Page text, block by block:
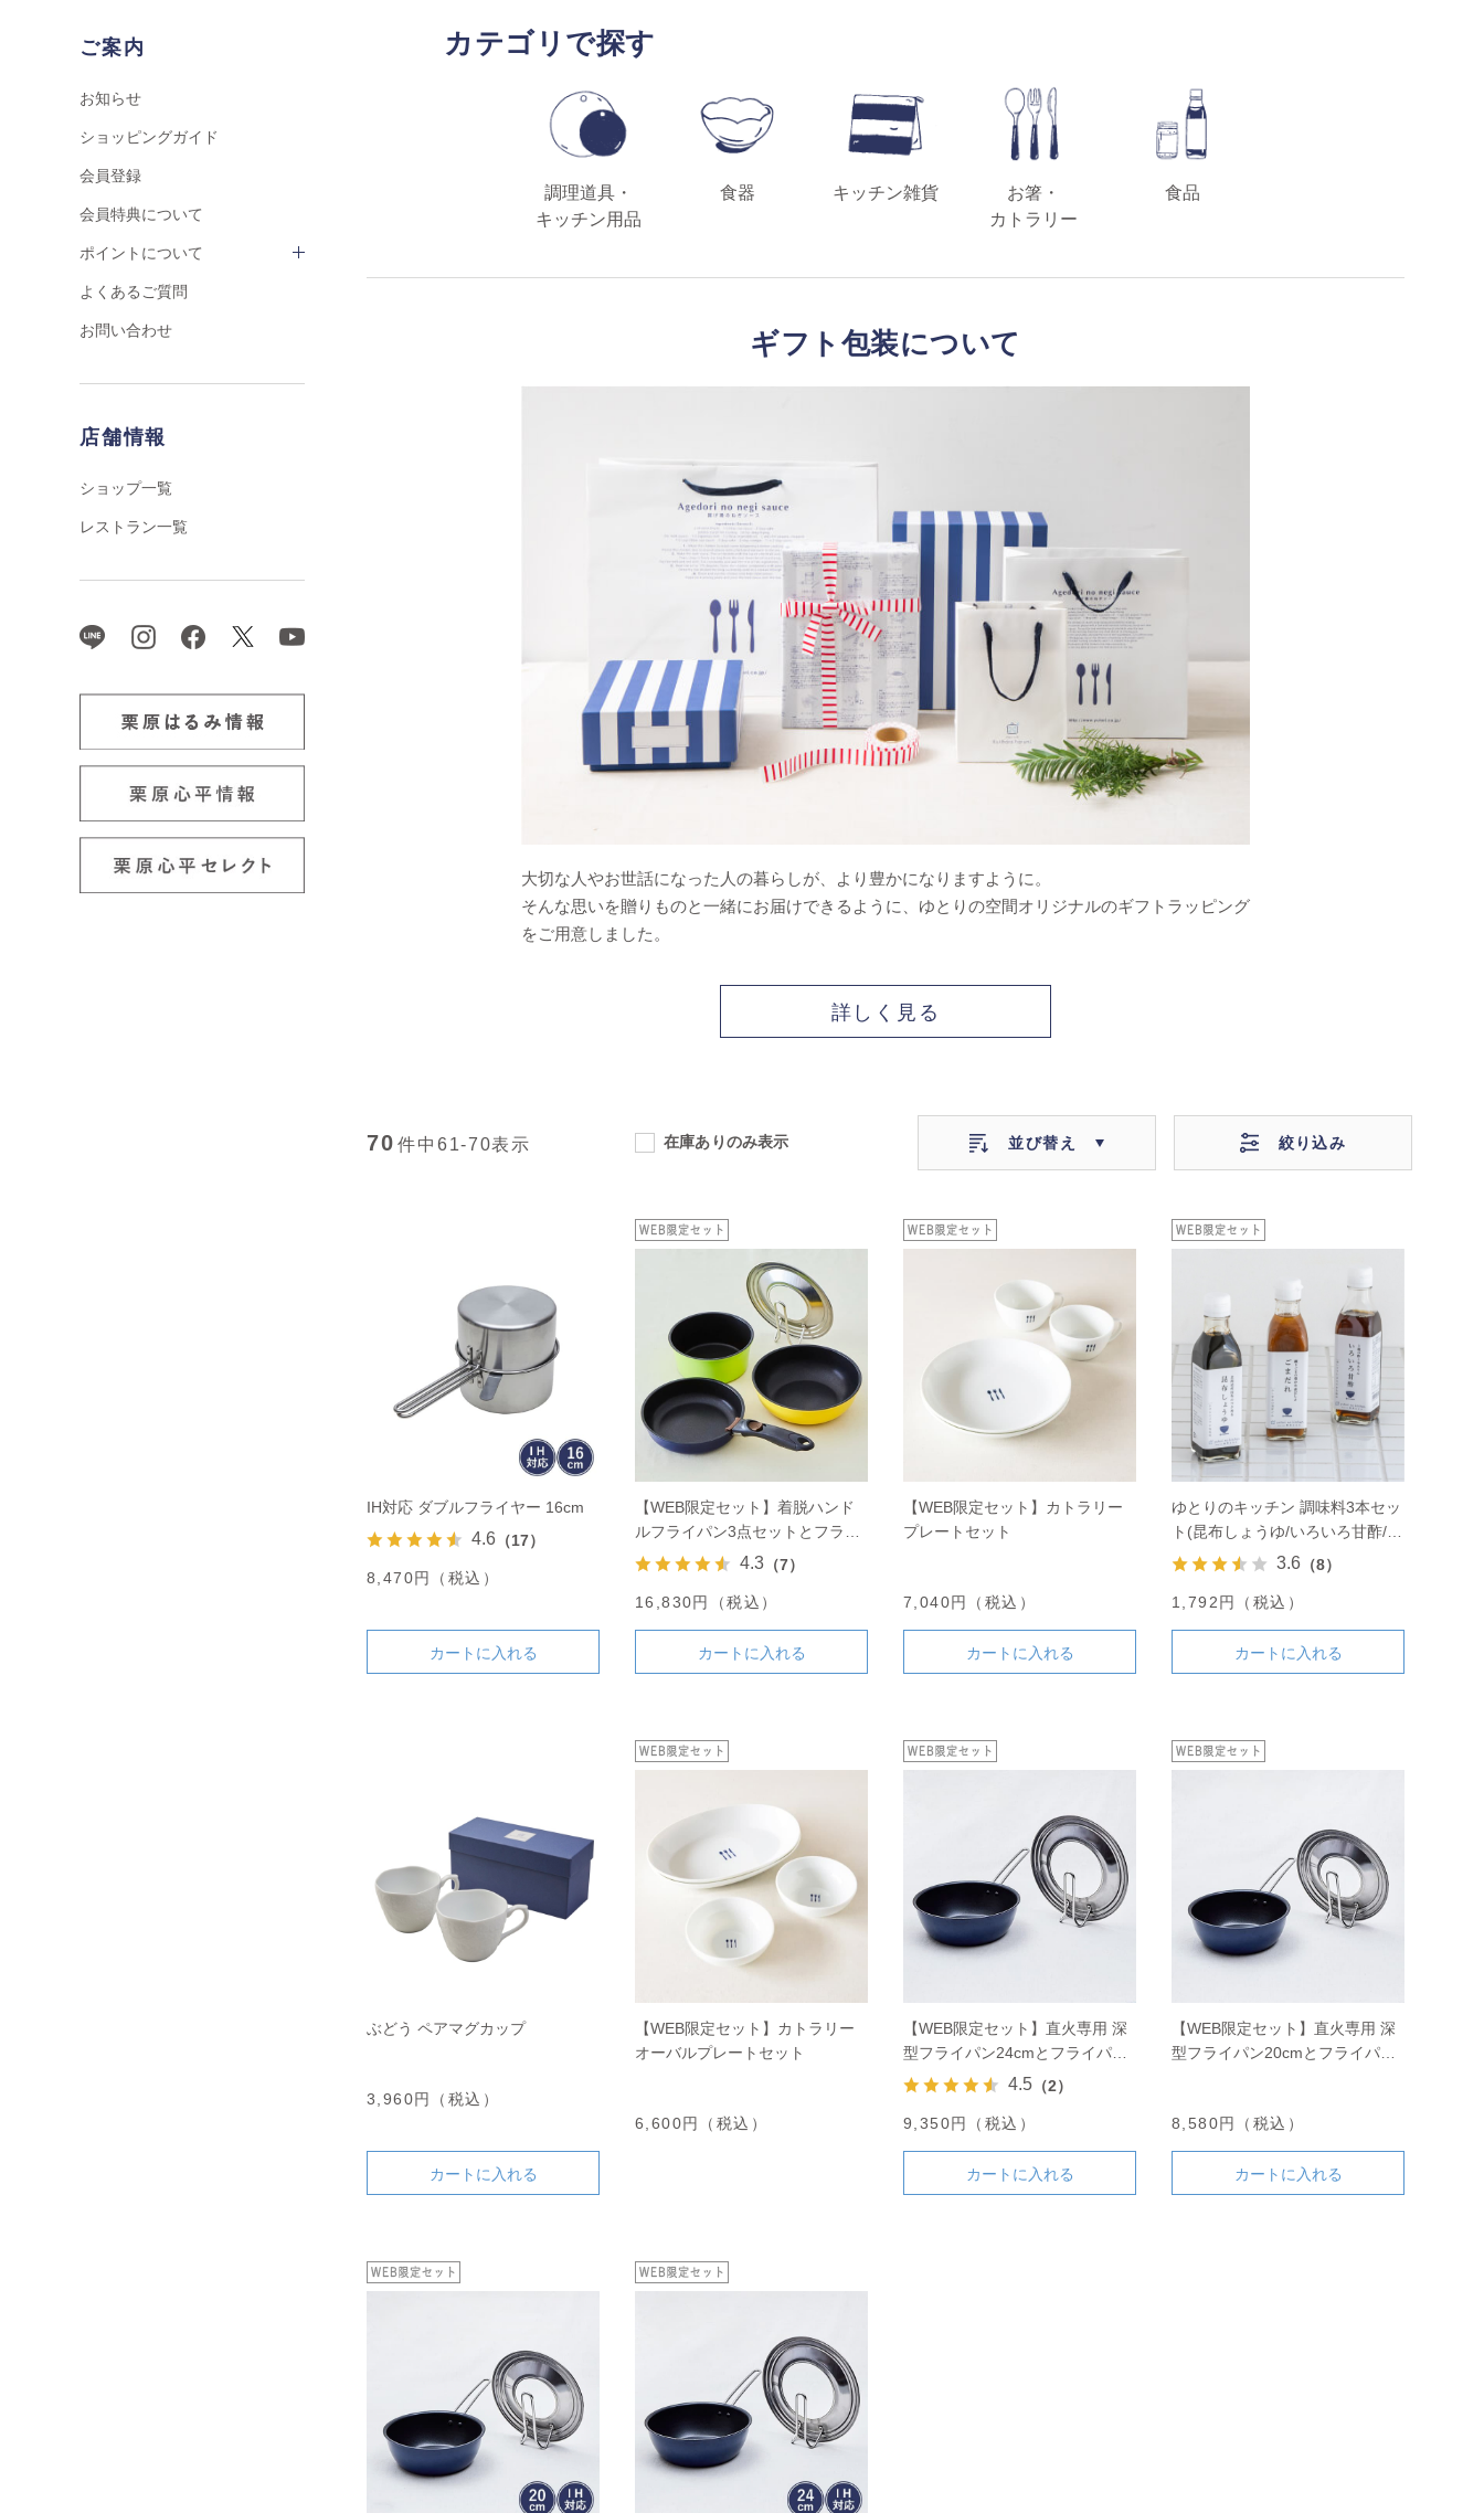
ご案内
お知らせ
ショッピングガイド
会員登録
会員特典について
ポイントについて
よくあるご質問
お問い合わせ
店舗情報
ショップ一覧
レストラン一覧
カテゴリで探す
調理道具・
キッチン用品
食器 キッチン雑貨
お箸・
カトラリー
食品
ギフト包装について
大切な人やお世話になった人の暮らしが、より豊かになりますように。
そんな思いを贈りものと一緒にお届けできるように、ゆとりの空間オリジナルのギフトラッピング
をご用意しました。
詳しく見る
70 件中 61-70表示 在庫ありのみ表示 並び替え 絞り込み
IH対応 ダブルフライヤー 16cm
4.6 （17）
8,470円（税込）
カートに入れる
【WEB限定セット】着脱ハンド
ルフライパン3点セットとフライ
パンカバーのセット
4.3 （7）
16,830円（税込）
カートに入れる
【WEB限定セット】カトラリー
プレートセット
7,040円（税込）
カートに入れる
ゆとりのキッチン 調味料3本セッ
ト(昆布しょうゆ/いろいろ甘酢/ご
まだれ)
3.6 （8）
1,792円（税込）
カートに入れる
ぶどう ペアマグカップ
3,960円（税込）
カートに入れる
【WEB限定セット】カトラリー
オーバルプレートセット
6,600円（税込）
【WEB限定セット】直火専用 深
型フライパン24cmとフライパン
カバーのセット 4.5 （2）
9,350円（税込）
カートに入れる
【WEB限定セット】直火専用 深
型フライパン20cmとフライパン
8,580円（税込）
カートに入れる